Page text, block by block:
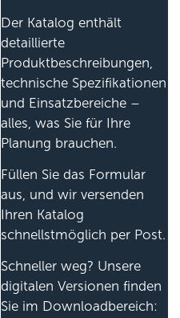
Der Katalog enthält
detaillierte
Produktbeschreibungen,
technische Spezifikationen
und Einsatzbereiche –
alles, was Sie für Ihre
Planung brauchen.
Füllen Sie das Formular
aus, und wir versenden
Ihren Katalog
schnellstmöglich per Post.
Schneller weg? Unsere
digitalen Versionen finden
Sie im Downloadbereich: